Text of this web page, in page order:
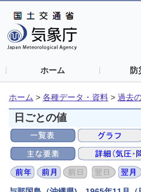
ホーム 防
ホーム > 各種データ・資料 > 過去
日ごとの値